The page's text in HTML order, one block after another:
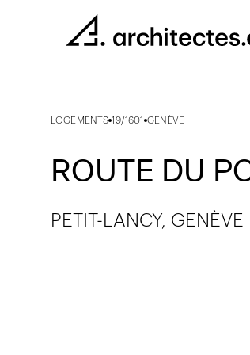
LOGEMENTS 19/1601 GENÈVE
ROUTE DU
PETIT-LANCY, GENÈVE